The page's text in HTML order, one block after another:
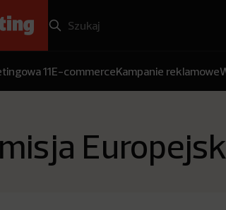
11E-commerceKampanie reklamowe